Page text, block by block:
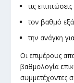
τις
τον βαθμό
την ανάγκη
Οι επιμέρους
βαθμολογία
συμμετέχοντες